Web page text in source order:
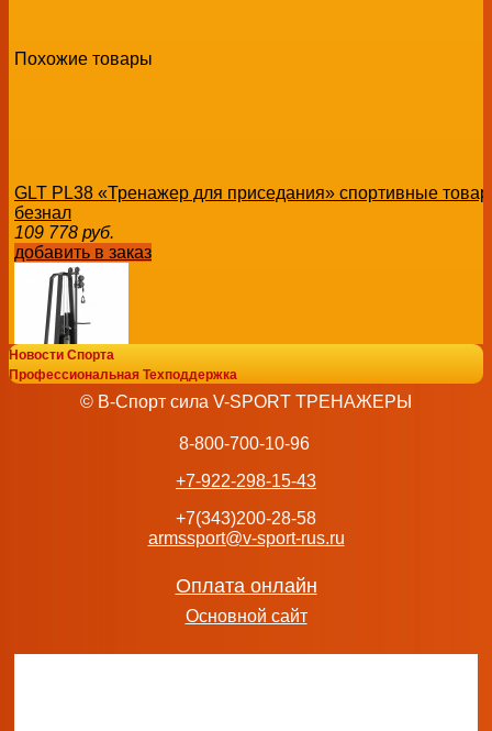
Похожие товары
GLT PL38 «Тренажер для приседания» спортивные
безнал
109 778 руб.
добавить в заказ
Кроссовер UNIX Fit MAX PRO одинарный UC-1614В-1-
купить vasil-gym доставка недорого
Профессиональный силовой тренажер бронзжим Скамья
Новости Спорта
Профессиональная Техподдержка
© В-Спорт сила V-SPORT ТРЕНАЖЕРЫ
8-800-700-10-96
+7-922-298-15-43
+7(343)200-28-58
armssport@v-sport-rus.ru
Оплата онлайн
Основной сайт